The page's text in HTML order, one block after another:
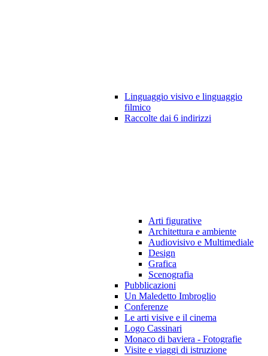
Linguaggio visivo e linguaggio
filmico
Raccolte dai 6 indirizzi
Arti figurative
Architettura e ambiente
Audiovisivo e Multimediale
Design
Grafica
Scenografia
Pubblicazioni
Un Maledetto Imbroglio
Conferenze
Le arti visive e il cinema
Logo Cassinari
Monaco di baviera - Fotografie
Visite e viaggi di istruzione